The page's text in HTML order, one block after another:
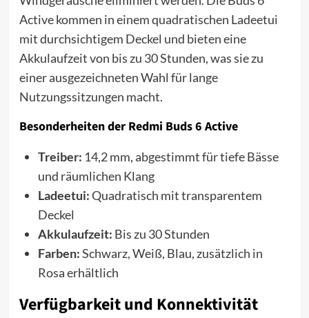
Active kommen in einem quadratischen Ladeetui
mit durchsichtigem Deckel und bieten eine
Akkulaufzeit von bis zu 30 Stunden, was sie zu
einer ausgezeichneten Wahl für lange
Nutzungssitzungen macht.
Besonderheiten der Redmi Buds 6 Active
Treiber: 14,2 mm, abgestimmt für tiefe Bässe
und räumlichen Klang
Ladeetui:Quadratisch mit transparentem
Deckel
Akkulaufzeit: Bis zu 30 Stunden
Farben:Schwarz, Weiß, Blau, zusätzlich in
Rosa erhältlich
Verfügbarkeit und Konnektivität